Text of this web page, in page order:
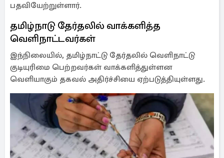
பதவியேற்றுள்ளார்.
தமிழ்நாடு தேர்தலில் வாக்களித்த
வெளிநாட்டவர்கள்
இந்நிலையில், தமிழ்நாட்டு தேர்தலில் வெளிநாட்டு
குடியுரிமை பெற்றவர்கள் வாக்களித்துள்ளன
வெளியாகும் தகவல் அதிர்ச்சியை ஏற்படுத்தியுள்ளது.